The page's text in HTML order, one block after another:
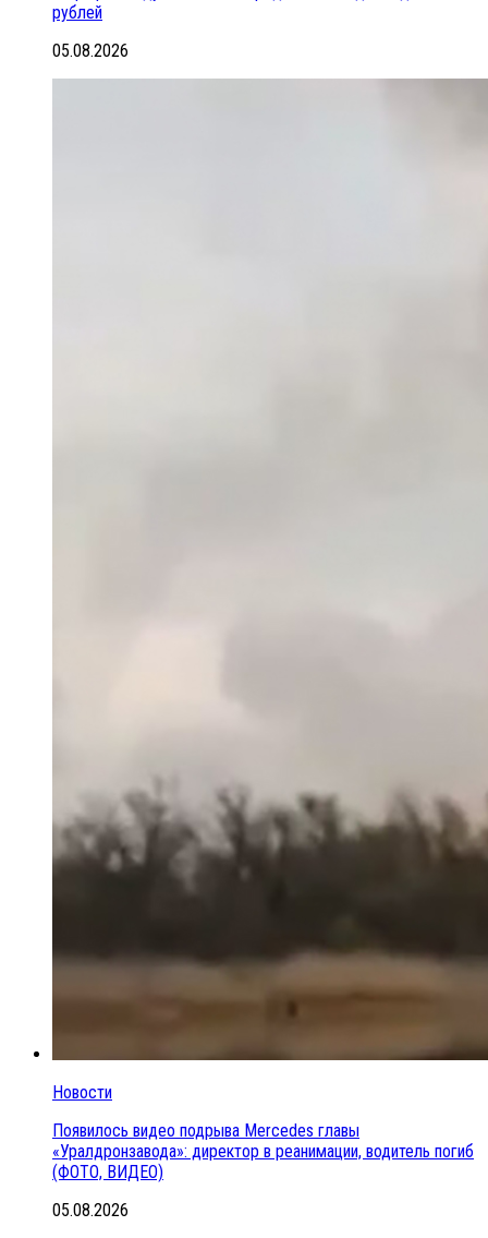
рублей
05.08.2026
Новости
Появилось видео подрыва Mercedes главы
«Уралдронзавода»: директор в реанимации, водитель погиб
(ФОТО, ВИДЕО)
05.08.2026